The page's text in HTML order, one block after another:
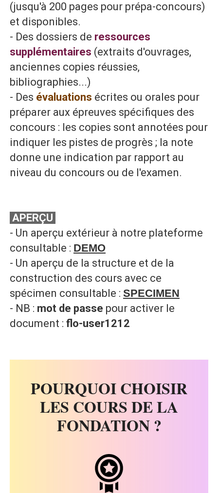
(jusqu'à 200 pages pour prépa-concours)
et disponibles.
- Des dossiers de ressources
supplémentaires (extraits d'ouvrages,
anciennes copies réussies,
bibliographies...)
- Des évaluations écrites ou orales pour
préparer aux épreuves spécifiques des
concours : les copies sont annotées pour
indiquer les pistes de progrès ; la note
donne une indication par rapport au
niveau du concours ou de l'examen.
APERÇU
- Un aperçu extérieur à notre plateforme
consultable : DEMO
- Un aperçu de la structure et de la
construction des cours avec ce
spécimen consultable : SPECIMEN
- NB : mot de passe pour activer le
document : flo-user1212
POURQUOI CHOISIR
LES COURS DE LA
FONDATION ?